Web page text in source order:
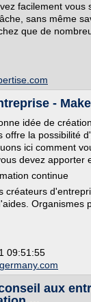
facilement vous
sans même
que de
-
idée de
offre la possibilité
ici comment
devez apporter
continue
créateurs
Organismes
09:51:55
aux